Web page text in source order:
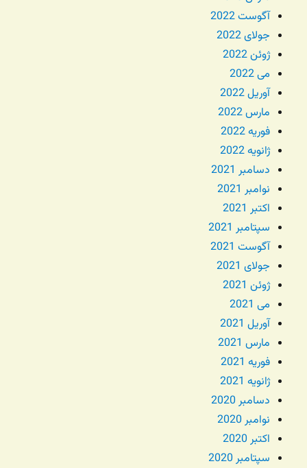
آگوست 2022
جولای 2022
ژوئن 2022
می 2022
آوریل 2022
مارس 2022
فوریه 2022
ژانویه 2022
دسامبر 2021
نوامبر 2021
اکتبر 2021
سپتامبر 2021
آگوست 2021
جولای 2021
ژوئن 2021
می 2021
آوریل 2021
مارس 2021
فوریه 2021
ژانویه 2021
دسامبر 2020
نوامبر 2020
اکتبر 2020
سپتامبر 2020